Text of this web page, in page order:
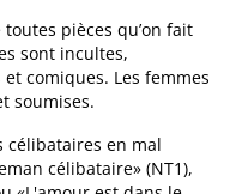
pièces qu’on fait
sont incultes,
comiques. Les femmes
soumises.
célibataires en mal
célibataire» (NT1),